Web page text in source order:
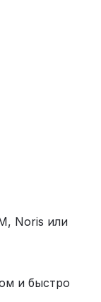
Noris или
и быстро